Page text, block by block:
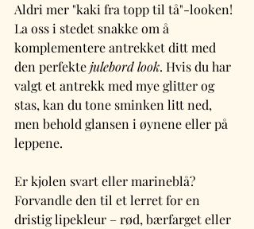
Aldri mer "kaki fra topp til tå"-looken!
La oss i stedet snakke om å
komplementere antrekket ditt med
den perfekte julebord look. Hvis du har
valgt et antrekk med mye glitter og
stas, kan du tone sminken litt ned,
men behold glansen i øynene eller på
leppene.
Er kjolen svart eller marineblå?
Forvandle den til et lerret for en
dristig lipekleur – rød, bærfarget eller